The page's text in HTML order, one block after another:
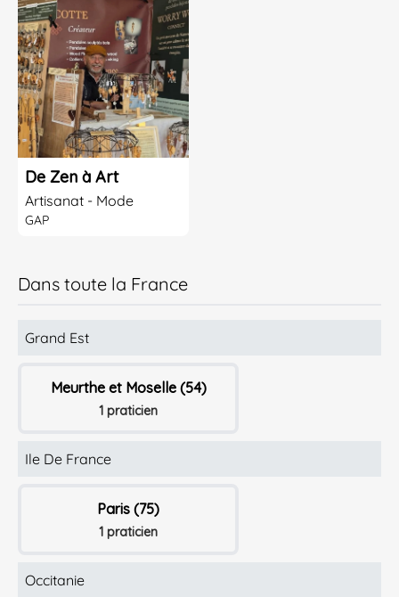
De Zen à Art
Artisanat - Mode
GAP
Dans toute la France
Grand Est
Meurthe et Moselle (54)
1 praticien
Ile De France
Paris (75)
1 praticien
Occitanie